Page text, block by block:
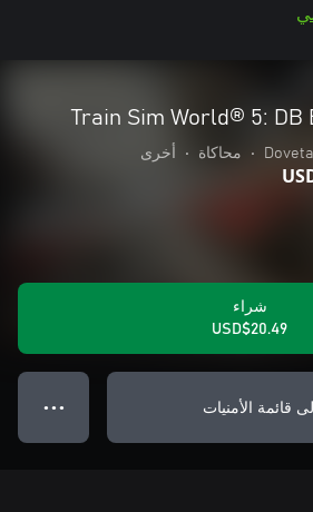
Train Sim World® 5: DB
• محاكاة • أخرى
شراء
USD$20.49
قائمة الأمنيات ● ● ●